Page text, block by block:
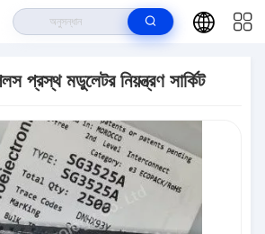
মডুলেটর নিয়ন্ত্রণ সার্কিট